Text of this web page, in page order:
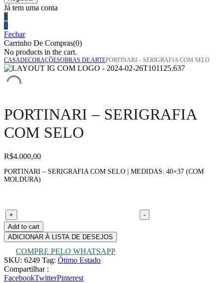
Já tem uma conta
1
0
Fechar
Carrinho De Compras(0)
No products in the cart.
CASADECORAÇÕESOBRAS DE ARTEPORTINARI – SERIGRAFIA COM SELO
PORTINARI – SERIGRAFIA
COM SELO
R$4.000,00
PORTINARI – SERIGRAFIA COM SELO | MEDIDAS: 40×37 (COM
MOLDURA)
+
-
Add to cart
ADICIONAR À LISTA DE DESEJOS
COMPRE PELO WHATSAPP
SKU: 6249 Tag: Ótimo Estado
Compartilhar :
FacebookTwitterPinterest